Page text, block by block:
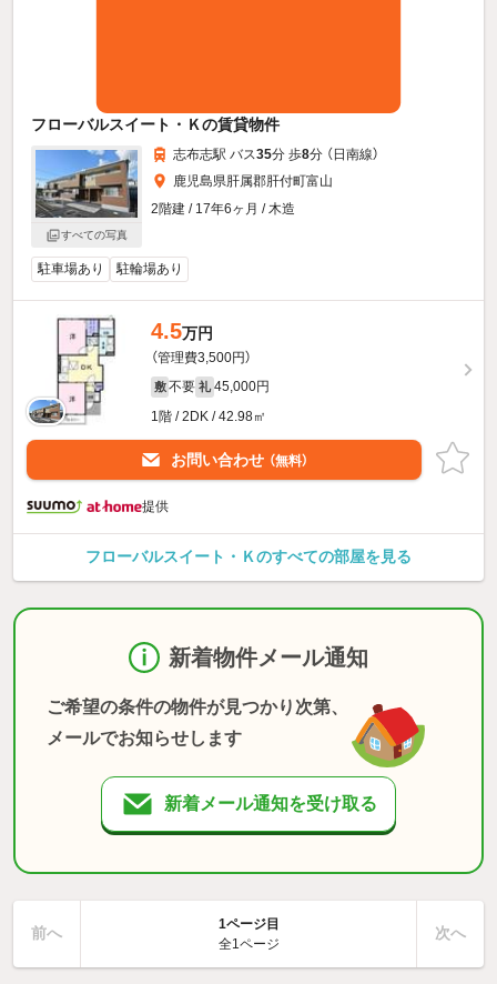
フローバルスイート・Ｋの賃貸物件
すべての写真
志布志駅 バス35分 歩8分 （日南線）
鹿児島県肝属郡肝付町富山
2階建 / 17年6ヶ月 / 木造
駐車場あり 駐輪場あり
4.5万円
（管理費3,500円）
敷 不要 礼 45,000円
1階 / 2DK / 42.98㎡
お問い合わせ （無料）
提供
フローバルスイート・Ｋのすべての部屋を見る
新着物件メール通知
ご希望の条件の物件が見つかり次第、
メールでお知らせします
新着メール通知を受け取る
前へ
1ページ目
全1ページ
次へ